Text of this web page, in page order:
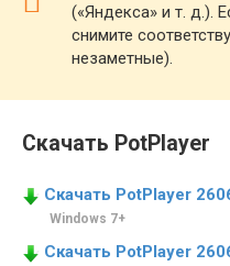
(«Яндекса» и т. д.).
снимите
незаметные).
Скачать PotPlayer
Скачать PotPlayer
Windows 7+
Скачать PotPlayer